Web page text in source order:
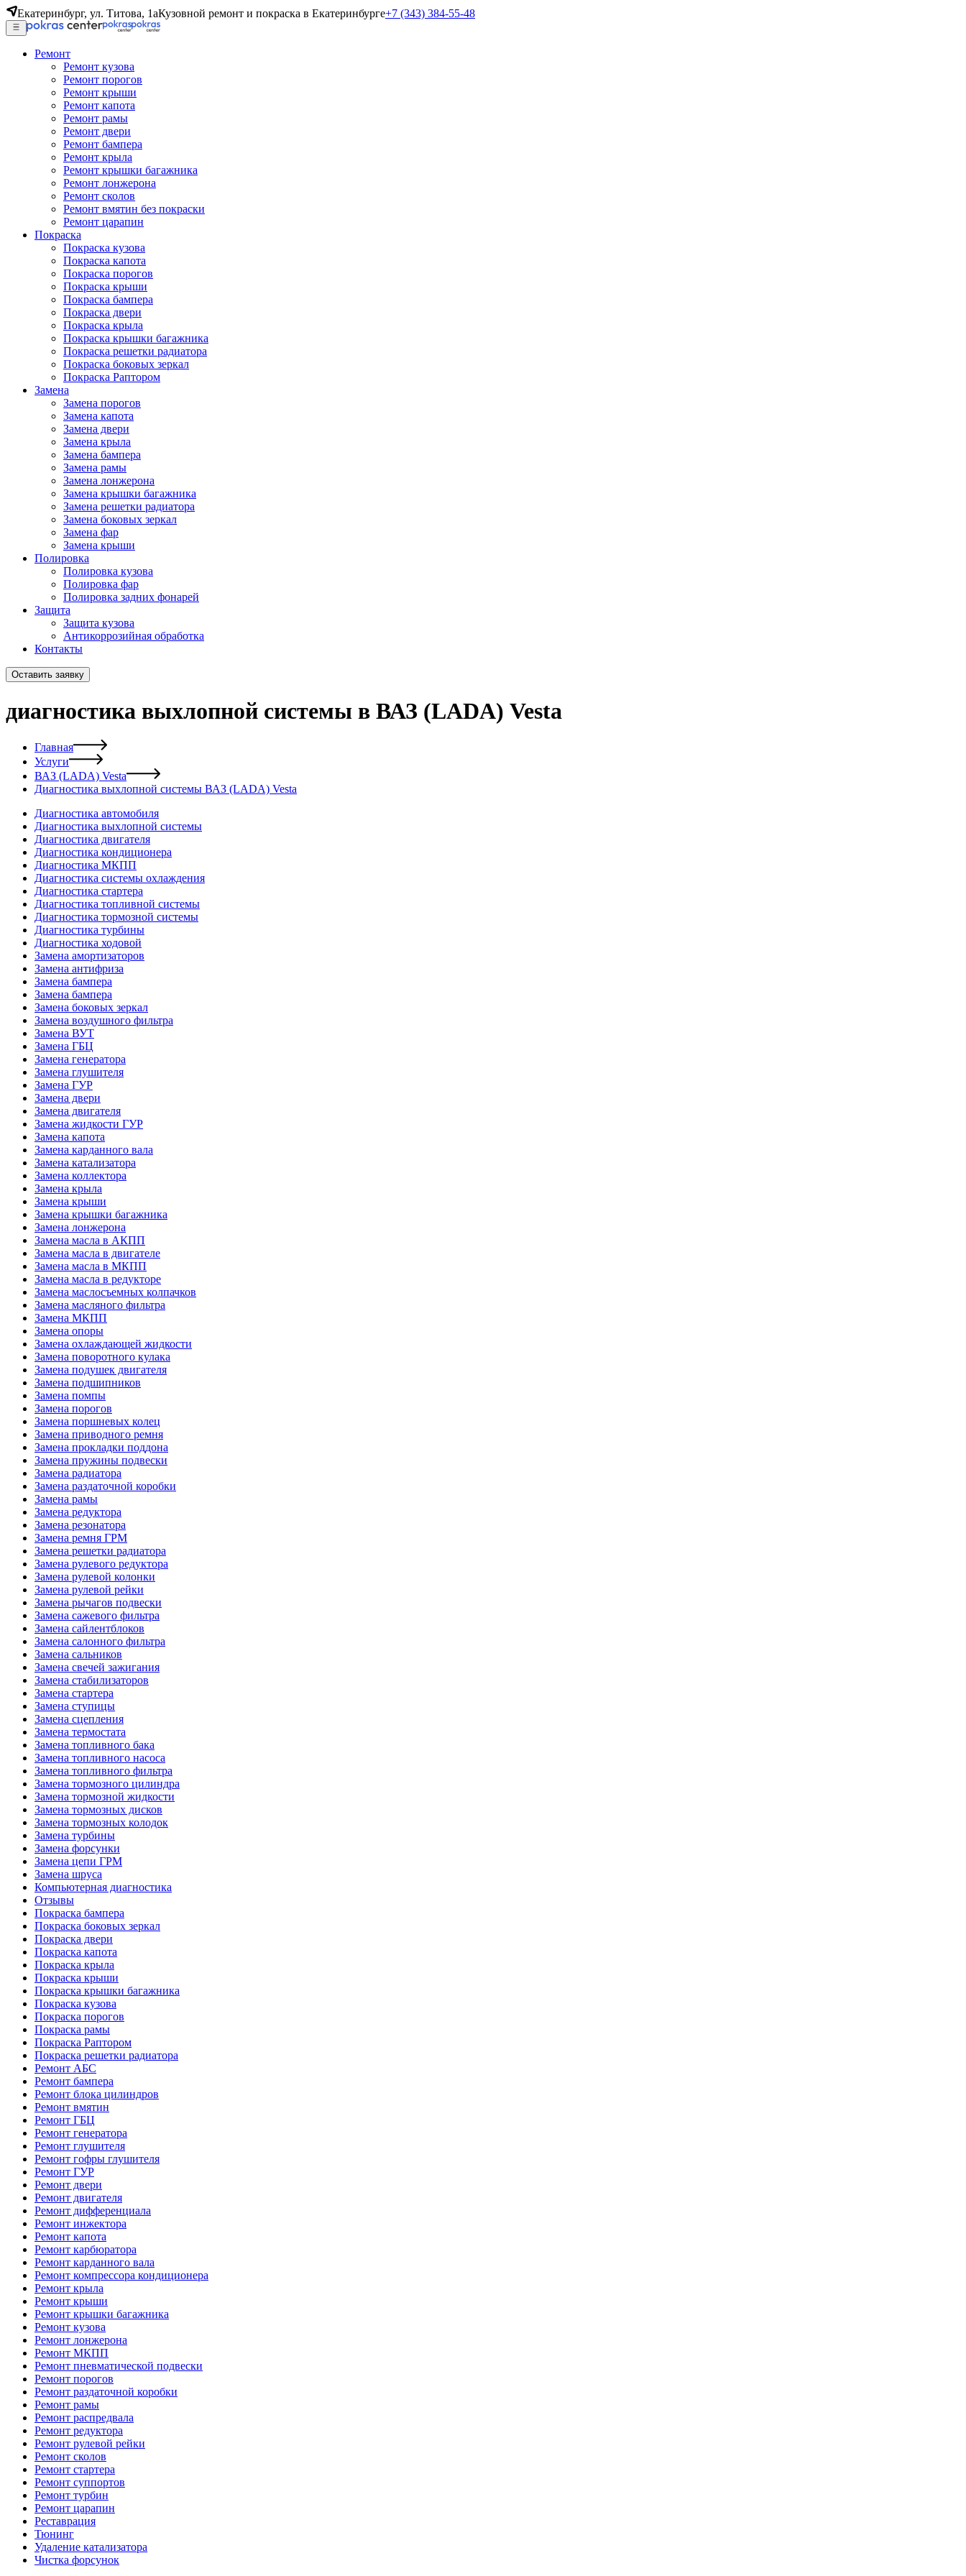
Екатеринбург, ул. Титова, 1аКузовной ремонт и покраска в Екатеринбурге+7 (343) 384-55-48
Ремонт
Ремонт кузова
Ремонт порогов
Ремонт крыши
Ремонт капота
Ремонт рамы
Ремонт двери
Ремонт бампера
Ремонт крыла
Ремонт крышки багажника
Ремонт лонжерона
Ремонт сколов
Ремонт вмятин без покраски
Ремонт царапин
Покраска
Покраска кузова
Покраска капота
Покраска порогов
Покраска крыши
Покраска бампера
Покраска двери
Покраска крыла
Покраска крышки багажника
Покраска решетки радиатора
Покраска боковых зеркал
Покраска Раптором
Замена
Замена порогов
Замена капота
Замена двери
Замена крыла
Замена бампера
Замена рамы
Замена лонжерона
Замена крышки багажника
Замена решетки радиатора
Замена боковых зеркал
Замена фар
Замена крыши
Полировка
Полировка кузова
Полировка фар
Полировка задних фонарей
Защита
Защита кузова
Антикоррозийная обработка
Контакты
Оставить заявку
диагностика выхлопной системы в ВАЗ (LADA) Vesta
Главная
Услуги
ВАЗ (LADA) Vesta
Диагностика выхлопной системы ВАЗ (LADA) Vesta
Диагностика автомобиля
Диагностика выхлопной системы
Диагностика двигателя
Диагностика кондиционера
Диагностика МКПП
Диагностика системы охлаждения
Диагностика стартера
Диагностика топливной системы
Диагностика тормозной системы
Диагностика турбины
Диагностика ходовой
Замена амортизаторов
Замена антифриза
Замена бампера
Замена бампера
Замена боковых зеркал
Замена воздушного фильтра
Замена ВУТ
Замена ГБЦ
Замена генератора
Замена глушителя
Замена ГУР
Замена двери
Замена двигателя
Замена жидкости ГУР
Замена капота
Замена карданного вала
Замена катализатора
Замена коллектора
Замена крыла
Замена крыши
Замена крышки багажника
Замена лонжерона
Замена масла в АКПП
Замена масла в двигателе
Замена масла в МКПП
Замена масла в редукторе
Замена маслосъемных колпачков
Замена масляного фильтра
Замена МКПП
Замена опоры
Замена охлаждающей жидкости
Замена поворотного кулака
Замена подушек двигателя
Замена подшипников
Замена помпы
Замена порогов
Замена поршневых колец
Замена приводного ремня
Замена прокладки поддона
Замена пружины подвески
Замена радиатора
Замена раздаточной коробки
Замена рамы
Замена редуктора
Замена резонатора
Замена ремня ГРМ
Замена решетки радиатора
Замена рулевого редуктора
Замена рулевой колонки
Замена рулевой рейки
Замена рычагов подвески
Замена сажевого фильтра
Замена сайлентблоков
Замена салонного фильтра
Замена сальников
Замена свечей зажигания
Замена стабилизаторов
Замена стартера
Замена ступицы
Замена сцепления
Замена термостата
Замена топливного бака
Замена топливного насоса
Замена топливного фильтра
Замена тормозного цилиндра
Замена тормозной жидкости
Замена тормозных дисков
Замена тормозных колодок
Замена турбины
Замена форсунки
Замена цепи ГРМ
Замена шруса
Компьютерная диагностика
Отзывы
Покраска бампера
Покраска боковых зеркал
Покраска двери
Покраска капота
Покраска крыла
Покраска крыши
Покраска крышки багажника
Покраска кузова
Покраска порогов
Покраска рамы
Покраска Раптором
Покраска решетки радиатора
Ремонт АБС
Ремонт бампера
Ремонт блока цилиндров
Ремонт вмятин
Ремонт ГБЦ
Ремонт генератора
Ремонт глушителя
Ремонт гофры глушителя
Ремонт ГУР
Ремонт двери
Ремонт двигателя
Ремонт дифференциала
Ремонт инжектора
Ремонт капота
Ремонт карбюратора
Ремонт карданного вала
Ремонт компрессора кондиционера
Ремонт крыла
Ремонт крыши
Ремонт крышки багажника
Ремонт кузова
Ремонт лонжерона
Ремонт МКПП
Ремонт пневматической подвески
Ремонт порогов
Ремонт раздаточной коробки
Ремонт рамы
Ремонт распредвала
Ремонт редуктора
Ремонт рулевой рейки
Ремонт сколов
Ремонт стартера
Ремонт суппортов
Ремонт турбин
Ремонт царапин
Реставрация
Тюнинг
Удаление катализатора
Чистка форсунок